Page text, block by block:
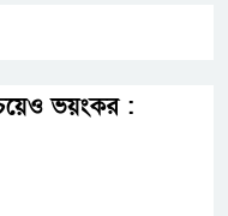
ভয়ংকর :